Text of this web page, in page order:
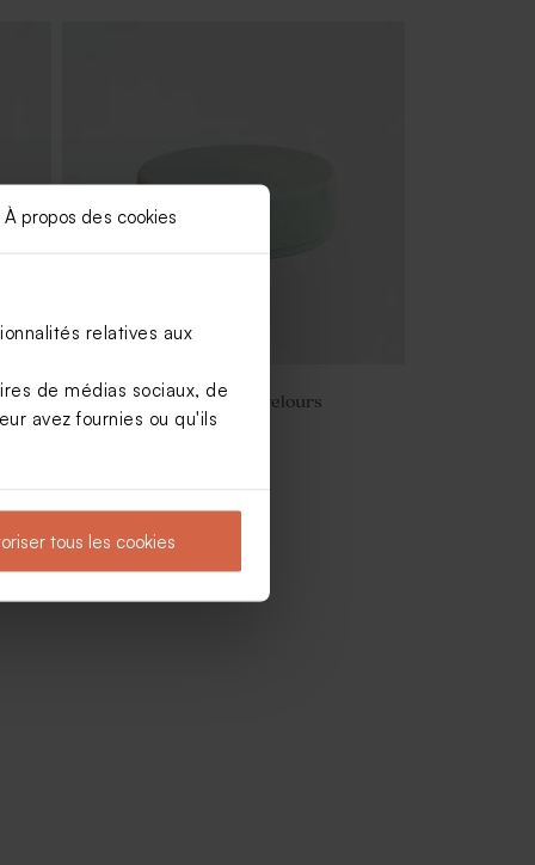
À propos des cookies
relatives aux
de médias sociaux, de
avez fournies ou qu'ils
tous les cookies
Boîte à bonbons ronde velours
eucalyptus